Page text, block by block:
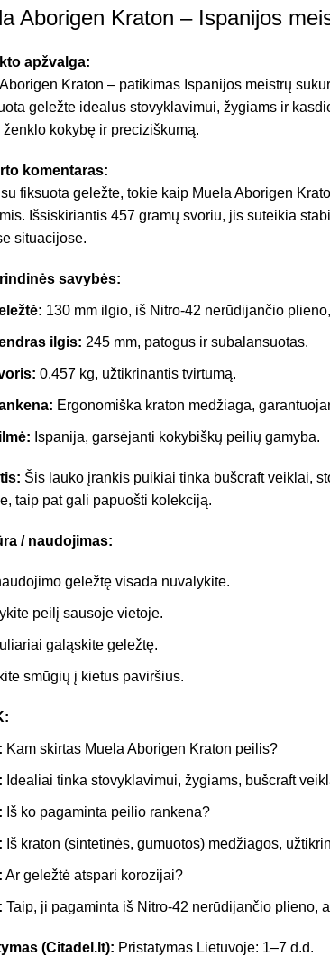
Aborigen Kraton – Ispanijos
apžvalga:
Kraton – patikimas Ispanijos meistrų
geležte idealus stovyklavimui, žygiams ir
ženklo kokybę ir preciziškumą.
komentaras:
fiksuota geležte, tokie kaip Muela Aborigen
Išsiskiriantis 457 gramų svoriu, jis suteikia
situacijose.
savybės:
130 mm ilgio, iš Nitro-42 nerūdijančio
ilgis: 245 mm, patogus ir subalansuotas.
0.457 kg, užtikrinantis tvirtumą.
Ergonomiška kraton medžiaga,
Ispanija, garsėjanti kokybiškų peilių gamyba.
Šis lauko įrankis puikiai tinka bušcraft veiklai,
taip pat gali papuošti kolekciją.
/ naudojimas:
geležtę visada nuvalykite.
peilį sausoje vietoje.
galąskite geležtę.
smūgių į kietus paviršius.
Kam skirtas Muela Aborigen Kraton peilis?
Idealiai tinka stovyklavimui, žygiams, bušcraft
Iš ko pagaminta peilio rankena?
Iš kraton (sintetinės, gumuotos) medžiagos,
Ar geležtė atspari korozijai?
Taip, ji pagaminta iš Nitro-42 nerūdijančio plieno,
(Citadel.lt): Pristatymas Lietuvoje: 1–7 d.d.